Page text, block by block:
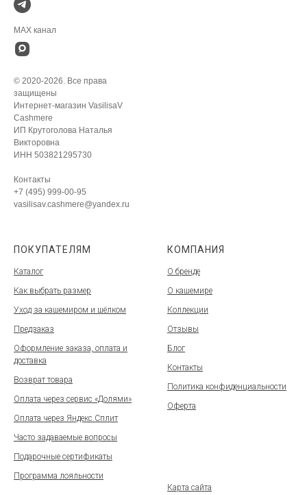
MAX канал
© 2020-2026. Все права
защищены
Интернет-магазин VasilisaV
Cashmere
ИП Крутоголова Наталья
Викторовна
ИНН 503821295730
Контакты
+7 (495) 999-00-95
vasilisav.cashmere@yandex.ru
ПОКУПАТЕЛЯМ
Каталог
Как выбрать размер
Уход за кашемиром и шёлком
Предзаказ
Оформление заказа, оплата и
доставка
Возврат товара
Оплата через сервис «Долями»
Оплата через Яндекс.Сплит
Часто задаваемые вопросы
Подарочные сертификаты
Программа лояльности
КОМПАНИЯ
О бренде
О кашемире
Коллекции
Отзывы
Блог
Контакты
Политика конфиденциальности
Оферта
Карта сайта